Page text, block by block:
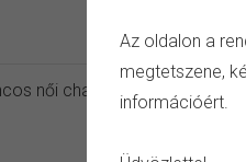
Az oldalon a
megtetszene,
információért.
női charm karkötő